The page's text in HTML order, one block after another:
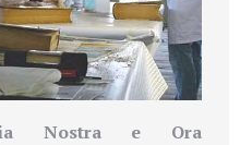
Nostra e Ora